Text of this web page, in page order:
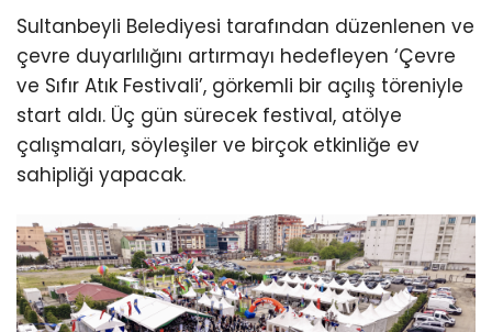
Sultanbeyli Belediyesi tarafından düzenlenen ve
çevre duyarlılığını artırmayı hedefleyen ‘Çevre
ve Sıfır Atık Festivali’, görkemli bir açılış töreniyle
start aldı. Üç gün sürecek festival, atölye
çalışmaları, söyleşiler ve birçok etkinliğe ev
sahipliği yapacak.